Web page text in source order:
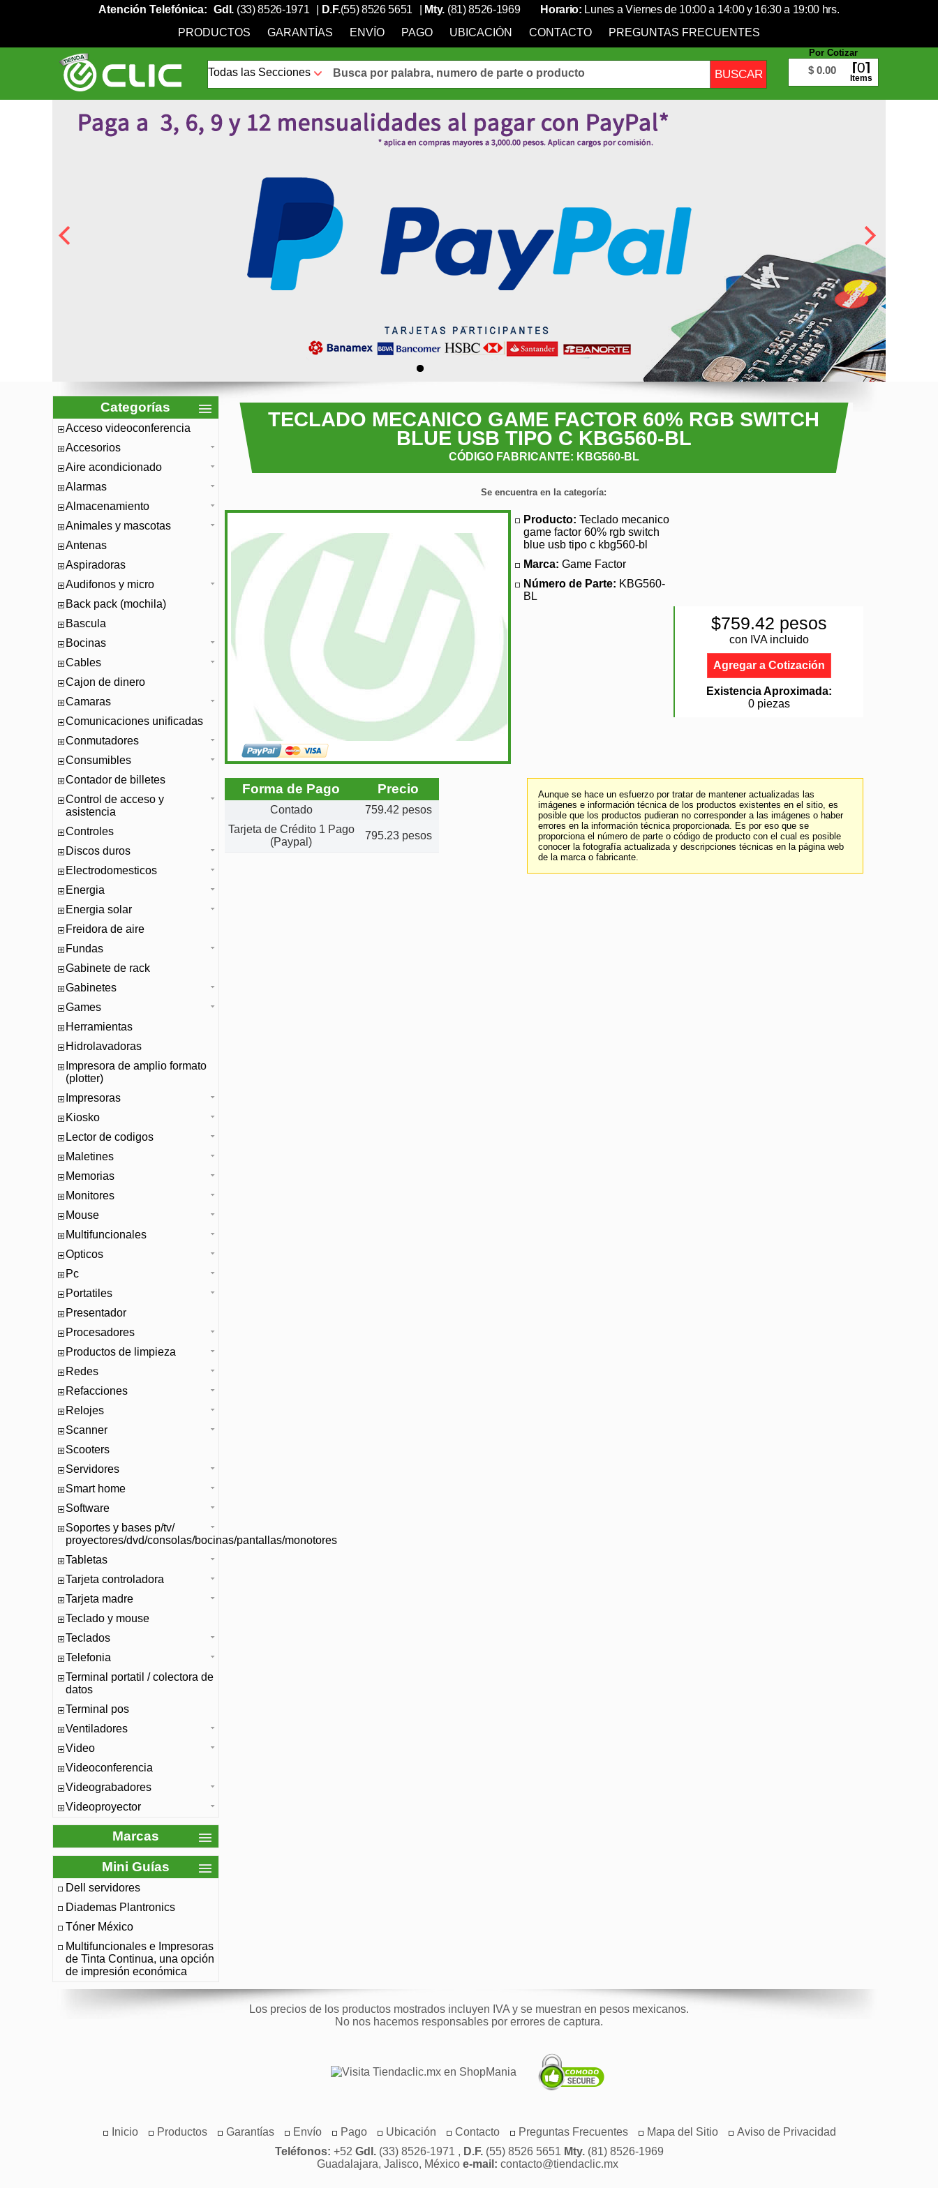
Atención Telefónica: Gdl. (33) 8526-1971 D.F.(55) 8526 5651 Mty. (81) 8526-1969 Horario: Lunes a Viernes de 10:00 a 14:00 y 16:30 a 19:00 hrs.
PRODUCTOS
GARANTÍAS ENVÍO PAGO UBICACIÓN CONTACTO PREGUNTAS FRECUENTES
Por Cotizar
$ 0.00 0
Items
Categorías
Acceso videoconferencia
Accesorios
Aire acondicionado
Alarmas
Almacenamiento
Animales y mascotas
Antenas
Aspiradoras
Audifonos y micro
Back pack (mochila)
Bascula
Bocinas
Cables
Cajon de dinero
Camaras
Comunicaciones unificadas
Conmutadores
Consumibles
Contador de billetes
Control de acceso y
asistencia
Controles
Discos duros
Electrodomesticos
Energia
Energia solar
Freidora de aire
Fundas
Gabinete de rack
Gabinetes
Games
Herramientas
Hidrolavadoras
Impresora de amplio formato
(plotter)
Impresoras
Kiosko
Lector de codigos
Maletines
Memorias
Monitores
Mouse
Multifuncionales
Opticos
Pc
Portatiles
Presentador
Procesadores
Productos de limpieza
Redes
Refacciones
Relojes
Scanner
Scooters
Servidores
Smart home
Software
Soportes y bases p/tv/
proyectores/dvd/consolas/bocinas/pantallas/monotores
Tabletas
Tarjeta controladora
Tarjeta madre
Teclado y mouse
Teclados
Telefonia
Terminal portatil / colectora de
datos
Terminal pos
Ventiladores
Video
Videoconferencia
Videograbadores
Videoproyector
Marcas
Mini Guías
Dell servidores
Diademas Plantronics
Tóner México
Multifuncionales e Impresoras
de Tinta Continua, una opción
de impresión económica
TECLADO MECANICO GAME FACTOR 60% RGB SWITCH
BLUE USB TIPO C KBG560-BL
CÓDIGO FABRICANTE: KBG560-BL
Se encuentra en la categoría:
Producto: Teclado mecanico
game factor 60% rgb switch
blue usb tipo c kbg560-bl
Marca: Game Factor
Número de Parte: KBG560-
BL
$759.42 pesos
con IVA incluido
Agregar a Cotización
Existencia Aproximada:
0 piezas
Aunque se hace un esfuerzo por tratar de mantener actualizadas las
imágenes e información técnica de los productos existentes en el sitio, es
posible que los productos pudieran no corresponder a las imágenes o haber
errores en la información técnica proporcionada. Es por eso que se
proporciona el número de parte o código de producto con el cual es posible
conocer la fotografía actualizada y descripciones técnicas en la página web
de la marca o fabricante.
Forma de Pago Precio
Contado
759.42 pesos
Tarjeta de Crédito 1 Pago
(Paypal)
795.23 pesos
Los precios de los productos mostrados incluyen IVA y se muestran en pesos mexicanos.
No nos hacemos responsables por errores de captura.
Inicio Productos Garantías Envío Pago Ubicación Contacto Preguntas Frecuentes Mapa del Sitio
Aviso de Privacidad
Teléfonos: +52 Gdl.(33) 8526-1971 , D.F.(55) 8526 5651 Mty.(81) 8526-1969
Guadalajara, Jalisco, México e-mail: contacto@tiendaclic.mx